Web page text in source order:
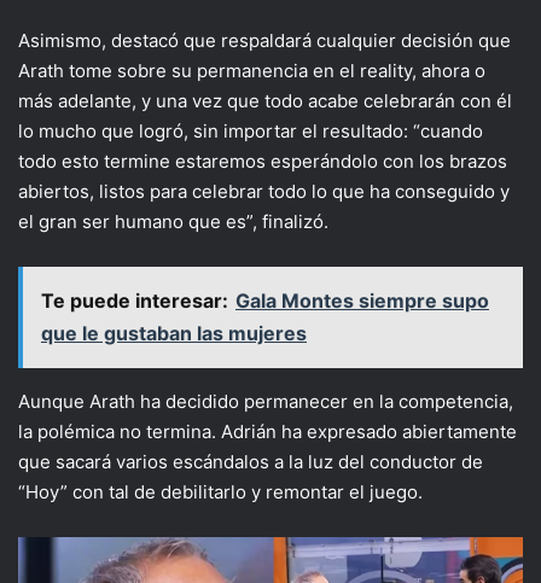
Asimismo, destacó que respaldará cualquier decisión que
Arath tome sobre su permanencia en el reality, ahora o
más adelante, y una vez que todo acabe celebrarán con él
lo mucho que logró, sin importar el resultado: “cuando
todo esto termine estaremos esperándolo con los brazos
abiertos, listos para celebrar todo lo que ha conseguido y
el gran ser humano que es”, finalizó.
Te puede interesar: Gala Montes siempre supo
que le gustaban las mujeres
Aunque Arath ha decidido permanecer en la competencia,
la polémica no termina. Adrián ha expresado abiertamente
que sacará varios escándalos a la luz del conductor de
“Hoy” con tal de debilitarlo y remontar el juego.